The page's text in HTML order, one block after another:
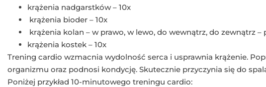
krążenia nadgarstków – 10x
krążenia bioder – 10x
krążenia kolan – w prawo, w lewo, do wewnątrz, do zewnątrz –
krążenia kostek – 10x
Trening cardio wzmacnia wydolność serca i usprawnia krążenie.
organizmu oraz podnosi kondycję. Skutecznie przyczynia się do
Poniżej przykład 10-minutowego treningu cardio: